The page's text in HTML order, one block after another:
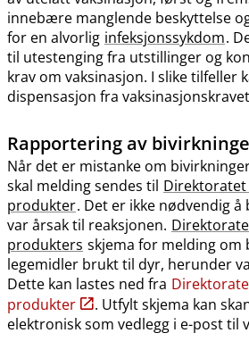
innebære manglende beskyttelse
for en alvorlig infeksjonssykdom.
til utestenging fra utstillinger og
krav om vaksinasjon. I slike tilfeller
dispensasjon fra
Rapportering av
Når det er mistanke om
skal melding sendes til
produkter. Det er ikke nødvendig å
var årsak til reaksjonen.
produkters skjema for melding om
legemidler brukt til dyr, herunder
Dette kan lastes ned fra
produkter
. Utfylt skjema kan
elektronisk som vedlegg i e-post til